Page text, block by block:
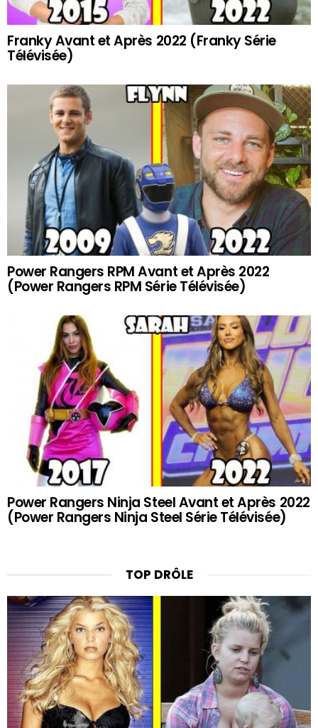
Franky Avant et Après 2022 (Franky Série
Télévisée)
Power Rangers RPM Avant et Après 2022
(Power Rangers RPM Série Télévisée)
Power Rangers Ninja Steel Avant et Après 2022
(Power Rangers Ninja Steel Série Télévisée)
TOP DRÔLE